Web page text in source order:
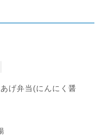
げ弁当(にんにく醤